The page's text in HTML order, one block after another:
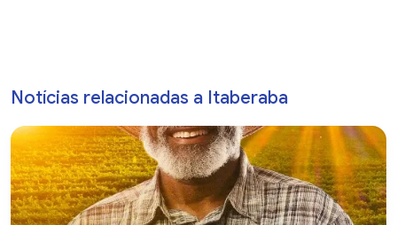
Notícias relacionadas a Itaberaba